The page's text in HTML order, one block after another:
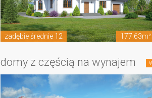
zadębie średnie 12 177.63m²
domy z częścią na wynajem